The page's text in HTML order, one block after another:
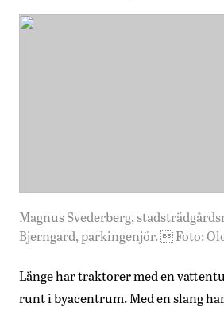
Magnus Svederberg,
Bjerngard, parkingenjör.  Foto:
Länge har traktorer med en
runt i byacentrum. Med en slang